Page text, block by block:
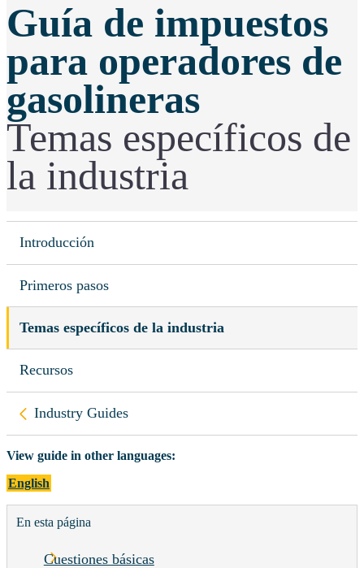
Guía de impuestos
para operadores de
gasolineras
Temas específicos de
la industria
Introducción
Primeros pasos
Temas específicos de la industria
Recursos
Back to
Industry Guides
View guide in other languages:
English
En esta página
Cuestiones básicas